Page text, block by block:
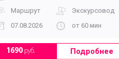
Маршрут
Экскурсовод
07.08.2026
от 60 мин
1690руб. Подробнее